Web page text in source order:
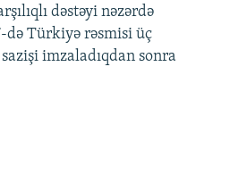
dəstəyi nəzərdə
də Türkiyə rəsmisi üç
imzaladıqdan sonra